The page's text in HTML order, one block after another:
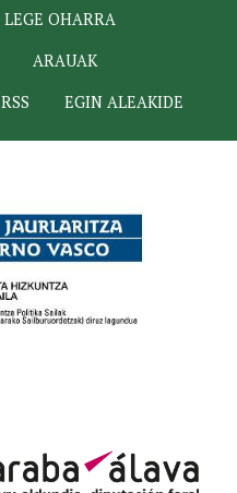
LEGE OHARRA
ARAUAK
RSS EGIN ALEAKIDE